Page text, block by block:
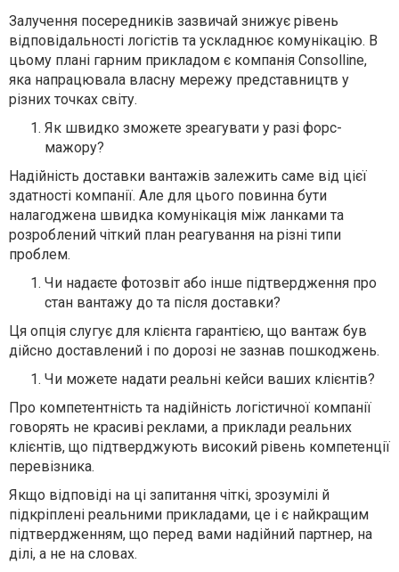
Залучення посередників зазвичай знижує рівень
відповідальності логістів та ускладнює комунікацію. В
цьому плані гарним прикладом є компанія Consolline,
яка напрацювала власну мережу представництв у
різних точках світу.
Як швидко зможете зреагувати у разі форс-
мажору?
Надійність доставки вантажів залежить саме від цієї
здатності компанії. Але для цього повинна бути
налагоджена швидка комунікація між ланками та
розроблений чіткий план реагування на різні типи
проблем.
Чи надаєте фотозвіт або інше підтвердження про
стан вантажу до та після доставки?
Ця опція слугує для клієнта гарантією, що вантаж був
дійсно доставлений і по дорозі не зазнав пошкоджень.
Чи можете надати реальні кейси ваших клієнтів?
Про компетентність та надійність логістичної компанії
говорять не красиві реклами, а приклади реальних
клієнтів, що підтверджують високий рівень компетенції
перевізника.
Якщо відповіді на ці запитання чіткі, зрозумілі й
підкріплені реальними прикладами, це і є найкращим
підтвердженням, що перед вами надійний партнер, на
ділі, а не на словах.